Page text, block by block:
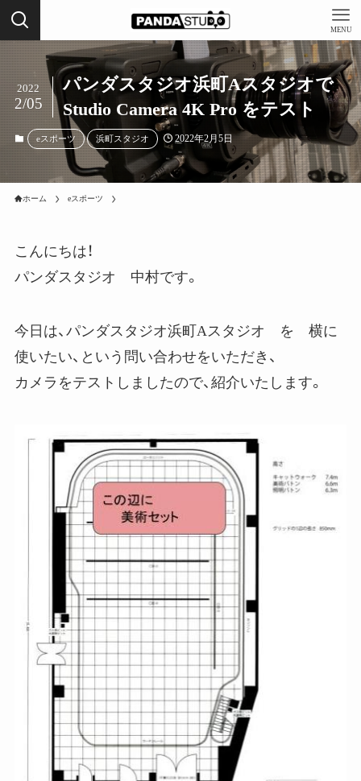
MENU
パンダスタジオ浜町Aスタジオで
Studio Camera 4K Pro をテスト
2022
2/05
eスポーツ 浜町スタジオ 2022年2月5日
ホーム eスポーツ
こんにちは！
パンダスタジオ 中村です。
今日は、パンダスタジオ浜町Aスタジオ を 横に
使いたい、という問い合わせをいただき、
カメラをテストしましたので、紹介いたします。